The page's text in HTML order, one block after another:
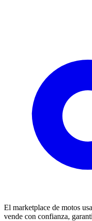
El marketplace de motos
vende con confianza,